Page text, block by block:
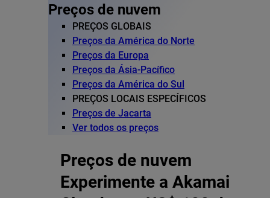
Preços de nuvem
PREÇOS GLOBAIS
Preços da América do Norte
Preços da Europa
Preços da Ásia-Pacífico
Preços da América do Sul
PREÇOS LOCAIS ESPECÍFICOS
Preços de Jacarta
Ver todos os preços
Preços de nuvem
Experimente a Akamai